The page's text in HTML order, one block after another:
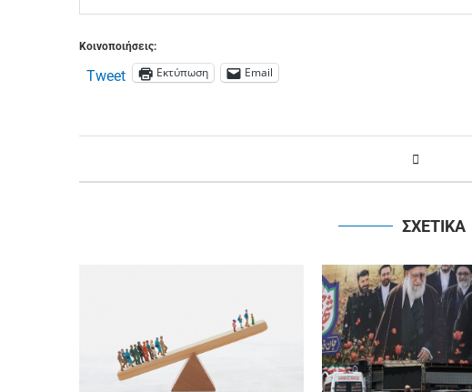
Κοινοποιήσεις:
Tweet Εκτύπωση Email
ΣΧΕΤΙΚΑ